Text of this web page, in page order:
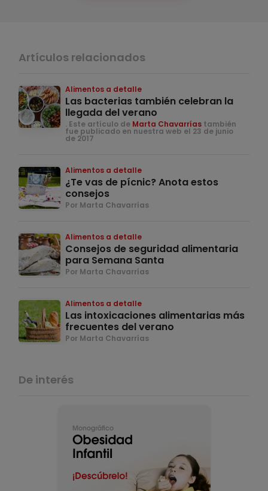
Artículos relacionados
Alimentos a detalle
Las bacterias también celebran la
llegada del verano
. Este artículo de Marta Chavarrías también
fue publicado en nuestra web el 23 de junio
de 2017
Alimentos a detalle
¿Te vas de pícnic? Anota estos
consejos
Por Marta Chavarrías
Alimentos a detalle
Consejos de seguridad alimentaria
para Semana Santa
Por Marta Chavarrías
Alimentos a detalle
Las intoxicaciones alimentarias más
frecuentes del verano
Por Marta Chavarrías
De interés